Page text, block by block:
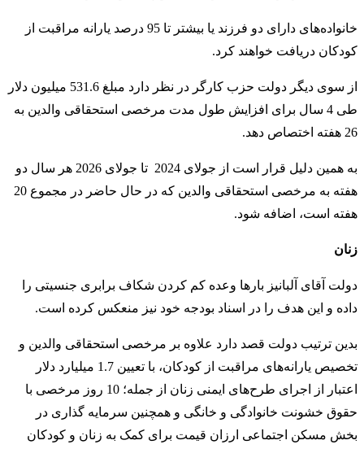
خانواده‌های دارای دو فرزند یا بیشتر تا 95 درصد یارانه مراقبت از
کودکان دریافت خواهند کرد.
از سوی دیگر دولت حزب کارگر در نظر دارد مبلغ 531.6 میلیون دلار
طی 4 سال برای افزایش طول مدت مرخصی استحقاقی والدین به
26 هفته اختصاص دهد.
به همین دلیل قرار است از جولای 2024 تا جولای 2026 هر سال دو
هفته به مرخصی استحقاقی والدین که در حال حاضر در مجموع 20
هفته است، اضافه شود.
زنان
دولت آقای آلبانیز بارها وعده کم کردن شکاف برابری جنسیتی را
داده و این هدف را در اسناد بودجه خود نیز منعکس کرده است.
بدین ترتیب دولت قصد دارد علاوه بر مرخصی استحقاقی والدین و
تخصیص یارانه‌های مراقبت از کودکان، با تعیین 1.7 میلیارد دلار
اعتبار از اجرای طرح‌های ایمنی زنان از جمله؛ 10 روز مرخصی با
حقوق خشونت خانوادگی و خانگی و همچنین سرمایه گذاری در
بخش مسکن اجتماعی ارزان قیمت برای کمک به زنان و کودکان